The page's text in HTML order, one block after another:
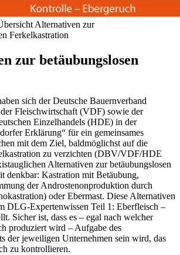
Alternativen zur
Ferkelkastration
zur betäubungslosen
sich der Deutsche Bauernverband
Fleischwirtschaft (VDF) sowie der
Einzelhandels (HDE) in der
Erklärung“ für ein gemeinsames
mit dem Ziel, baldmöglichst auf die
zu verzichten (DBV/VDF/HDE
Alternativen zur betäubungslosen
denkbar: Kastration mit Betäubung,
der Androstenonproduktion durch
oder Ebermast. Diese Alternativen
DLG-Expertenwissen Teil 1: Eberfleisch –
Sicher ist, dass es – egal nach welcher
produziert wird – Aufgabe des
der jeweiligen Unternehmen sein wird, das
zu kontrollieren.